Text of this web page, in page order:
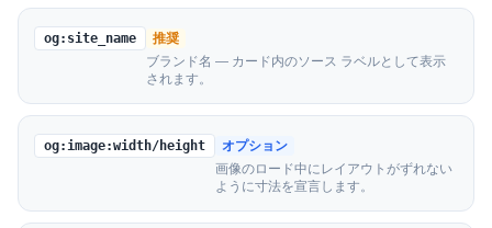
og:site_name
推奨
ブランド名 — カード内のソース ラベルとして表示
されます。
og:image:width/height
オプション
画像のロード中にレイアウトがずれない
ように寸法を宣言します。